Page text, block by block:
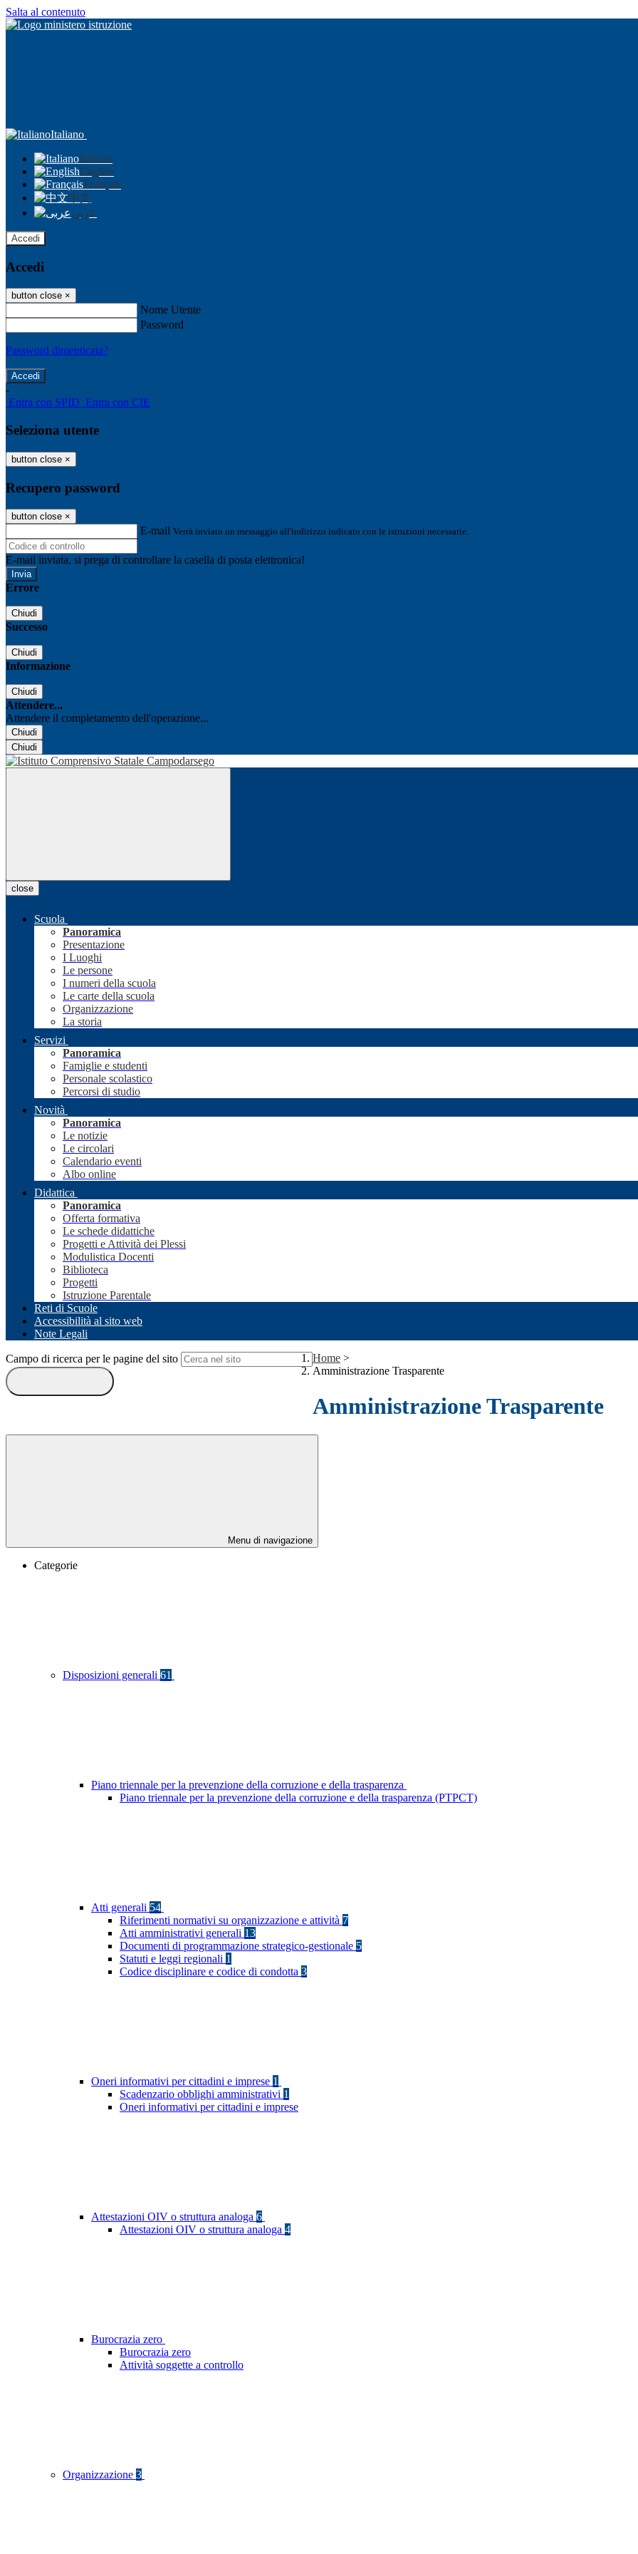
Salta al contenuto
Italiano
Italiano
English
Français
中文
عربى
Accedi
Accedi
button close ×
Nome Utente
Password
Password dimenticata?
-
Entra con SPID Entra con CIE
Seleziona utente
button close ×
Recupero password
button close ×
E-mail Verrà inviato un messaggio all'indirizzo indicato con le istruzioni necessarie.
E-mail inviata, si prega di controllare la casella di posta elettronica!
Errore
Chiudi
Successo
Chiudi
Informazione
Chiudi
Attendere...
Attendere il completamento dell'operazione...
Chiudi
Chiudi
close
Scuola
Panoramica
Presentazione
I Luoghi
Le persone
I numeri della scuola
Le carte della scuola
Organizzazione
La storia
Servizi
Panoramica
Famiglie e studenti
Personale scolastico
Percorsi di studio
Novità
Panoramica
Le notizie
Le circolari
Calendario eventi
Albo online
Didattica
Panoramica
Offerta formativa
Le schede didattiche
Progetti e Attività dei Plessi
Modulistica Docenti
Biblioteca
Progetti
Istruzione Parentale
Reti di Scuole
Accessibilità al sito web
Note Legali
Campo di ricerca per le pagine del sito Home >
Amministrazione Trasparente
Amministrazione Trasparente
Menu di navigazione
Categorie
Disposizioni generali 61
Piano triennale per la prevenzione della corruzione e della trasparenza
Piano triennale per la prevenzione della corruzione e della trasparenza (PTPCT)
Atti generali 54
Riferimenti normativi su organizzazione e attività 7
Atti amministrativi generali 13
Documenti di programmazione strategico-gestionale 5
Statuti e leggi regionali 1
Codice disciplinare e codice di condotta 3
Oneri informativi per cittadini e imprese 1
Scadenzario obblighi amministrativi 1
Oneri informativi per cittadini e imprese
Attestazioni OIV o struttura analoga 6
Attestazioni OIV o struttura analoga 4
Burocrazia zero
Burocrazia zero
Attività soggette a controllo
Organizzazione 3